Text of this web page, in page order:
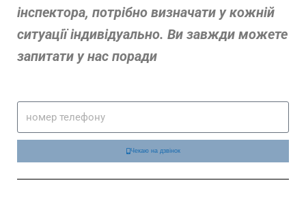
інспектора, потрібно визначати у кожній
ситуації індивідуально. Ви завжди можете
запитати у нас поради
Чекаю на дзвінок